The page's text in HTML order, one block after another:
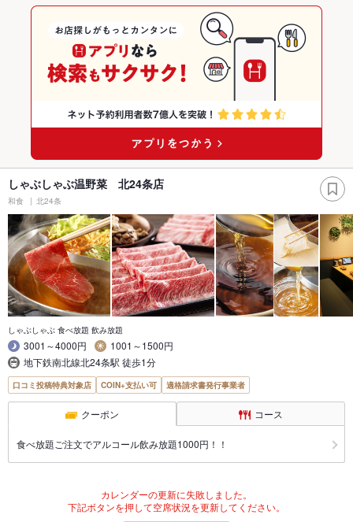
しゃぶしゃぶ温野菜 北24条店
和食 北24条
しゃぶしゃぶ 食べ放題 飲み放題
3001～4000円
1001～1500円
地下鉄南北線北24条駅 徒歩1分
口コミ投稿特典対象店 COIN+支払い可 適格請求書発行事業者
クーポン コース
食べ放題ご注文でアルコール飲み放題1000円！！
カレンダーの更新に失敗しました。
下記ボタンを押して空席状況を更新してください。